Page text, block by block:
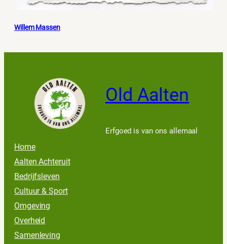
Willem Massen
Old Aalten
Erfgoed is van ons allemaal
Home
Aalten Achteruit
Bedrijfsleven
Cultuur & Sport
Omgeving
Overheid
Samenleving